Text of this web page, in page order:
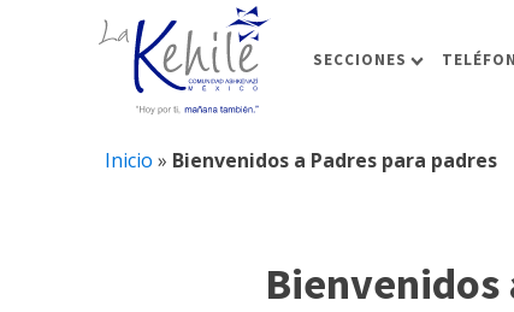
SECCIONES
Inicio » Bienvenidos a Padres para padres
Bienvenidos